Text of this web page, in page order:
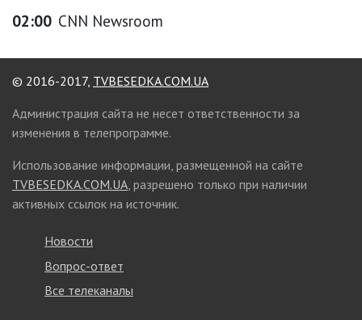
02:00 CNN Newsroom
© 2016-2017, TVBESEDKA.COM.UA
Администрация сайта не несет ответственности за
изменения в телепрограмме.
Использование информации, размещенной на сайте
TVBESEDKA.COM.UA, разрешено только при наличии
активных ссылок на источник.
Новости
Вопрос-ответ
Все телеканалы